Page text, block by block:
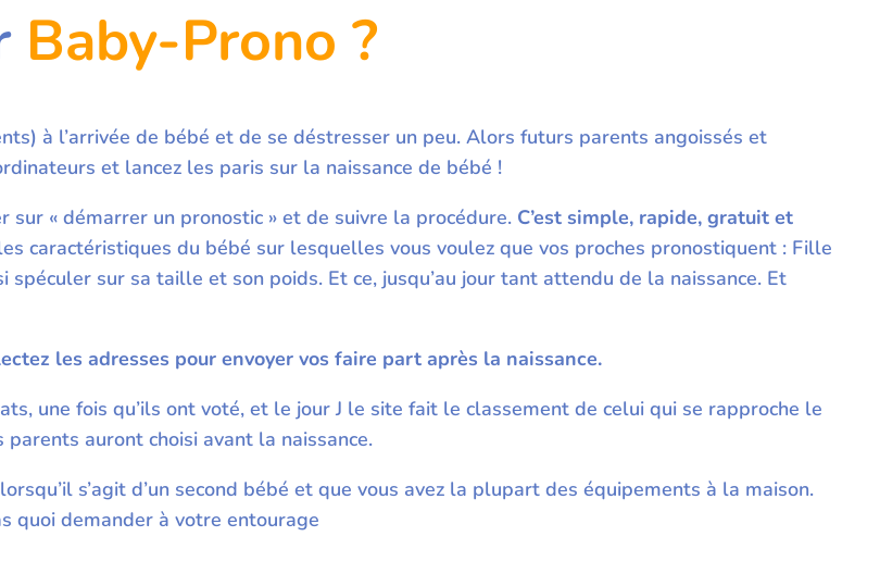
Baby-Prono ?
à l’arrivée de bébé et de se déstresser un peu. Alors futurs parents angoissés et
et lancez les paris sur la naissance de bébé !
« démarrer un pronostic » et de suivre la procédure. C’est simple, rapide, gratuit et
caractéristiques du bébé sur lesquelles vous voulez que vos proches pronostiquent : Fille
sur sa taille et son poids. Et ce, jusqu’au jour tant attendu de la naissance. Et
les adresses pour envoyer vos faire part après la naissance.
une fois qu’ils ont voté, et le jour J le site fait le classement de celui qui se rapproche le
auront choisi avant la naissance.
s’agit d’un second bébé et que vous avez la plupart des équipements à la maison.
quoi demander à votre entourage